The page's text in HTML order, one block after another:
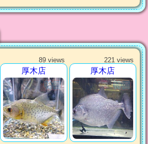
89 views
厚木店
221 views
厚木店